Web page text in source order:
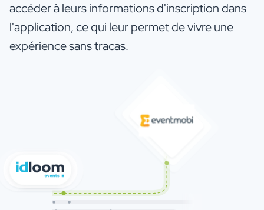
accéder à leurs informations d'inscription dans
l'application, ce qui leur permet de vivre une
expérience sans tracas.